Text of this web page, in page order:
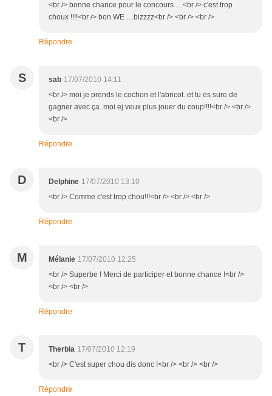
<br /> bonne chance pour le concours ....<br /> c'est trop
choux !!!!<br /> bon WE ....bizzzz<br /> <br /> <br />
Répondre
S sab 17/07/2010 14:11
<br /> moi je prends le cochon et l'abricot..et tu es sure de
gagner avec ça..moi ej veux plus jouer du coup!!!!<br /> <br />
<br />
Répondre
D Delphine 17/07/2010 13:10
<br /> Comme c'est trop chou!!!<br /> <br /> <br />
Répondre
M Mélanie 17/07/2010 12:25
<br /> Superbe ! Merci de participer et bonne chance !<br />
<br /> <br />
Répondre
T Therbia 17/07/2010 12:19
<br /> C'est super chou dis donc !<br /> <br /> <br />
Répondre